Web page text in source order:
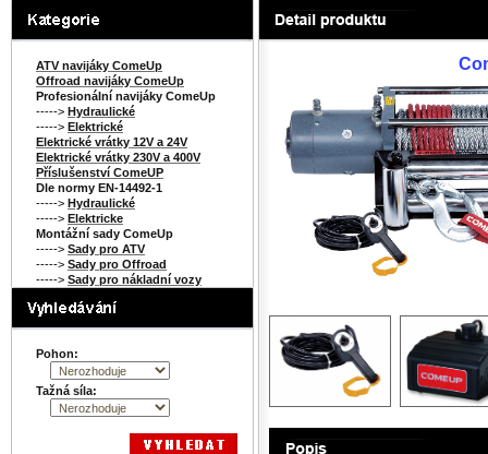
ATV navijáky ComeUp
Offroad navijáky ComeUp
Profesionální navijáky ComeUp
-----> Hydraulické
-----> Elektrické
Elektrické vrátky 12V a 24V
Elektrické vrátky 230V a 400V
Příslušenství ComeUP
Dle normy EN-14492-1
-----> Hydraulické
-----> Elektricke
Montážní sady ComeUp
-----> Sady pro ATV
-----> Sady pro Offroad
-----> Sady pro nákladní vozy
Pohon:
Tažná síla: